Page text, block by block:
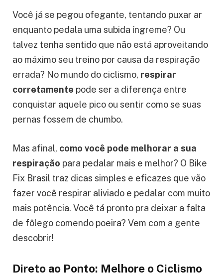
Você já se pegou ofegante, tentando puxar ar
enquanto pedala uma subida íngreme? Ou
talvez tenha sentido que não está aproveitando
ao máximo seu treino por causa da respiração
errada? No mundo do ciclismo, respirar
corretamente pode ser a diferença entre
conquistar aquele pico ou sentir como se suas
pernas fossem de chumbo.
Mas afinal, como você pode melhorar a sua
respiração para pedalar mais e melhor? O Bike
Fix Brasil traz dicas simples e eficazes que vão
fazer você respirar aliviado e pedalar com muito
mais potência. Você tá pronto pra deixar a falta
de fôlego comendo poeira? Vem com a gente
descobrir!
Direto ao Ponto: Melhore o Ciclismo